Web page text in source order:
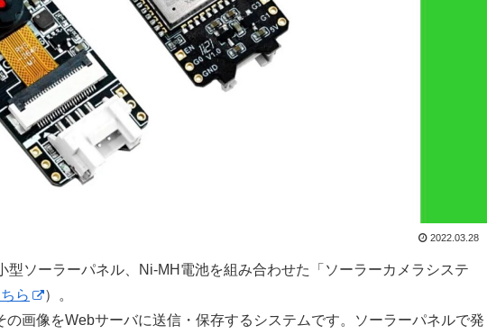
2022.03.28
型ソーラーパネル、Ni-MH電池を組み合わせた「ソーラーカメラシステ
ら
）。
画像をWebサーバに送信・保存するシステムです。ソーラーパネルで発